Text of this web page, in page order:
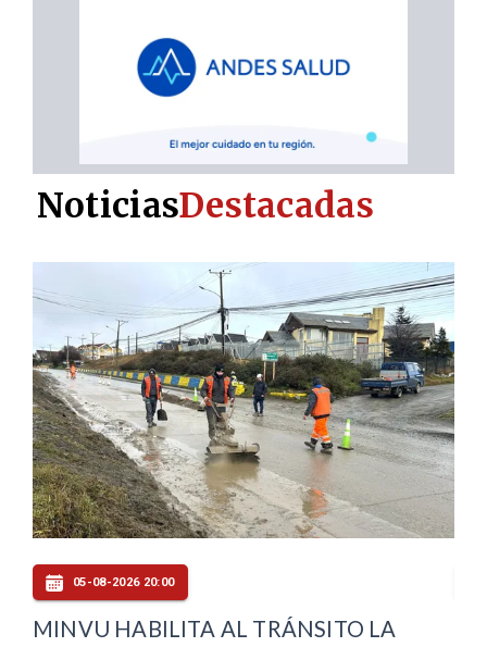
05-08-2026 20:00
MINVU HABILITA AL TRÁNSITO LA
NoticiasDestacadas